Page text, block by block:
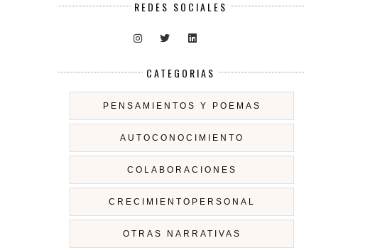
REDES SOCIALES
CATEGORIAS
PENSAMIENTOS Y POEMAS
AUTOCONOCIMIENTO
COLABORACIONES
CRECIMIENTOPERSONAL
OTRAS NARRATIVAS